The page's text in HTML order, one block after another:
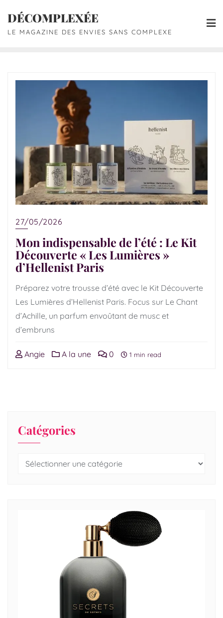
DÉCOMPLEXÉE
LE MAGAZINE DES ENVIES SANS COMPLEXE
27/05/2026
Mon indispensable de l’été : Le Kit
Découverte « Les Lumières »
d’Hellenist Paris
Préparez votre trousse d’été avec le Kit Découverte
Les Lumières d’Hellenist Paris. Focus sur Le Chant
d’Achille, un parfum envoûtant de musc et
d’embruns
Angie A la une 0 1 min read
Catégories